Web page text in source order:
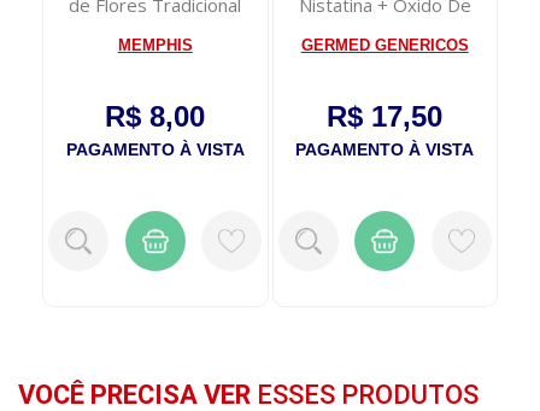
de Flores Tradicional
MEMPHIS
R$ 8,00
PAGAMENTO À VISTA
Nistatina + Óxido De
GERMED GENERICOS
R$ 17,50
PAGAMENTO À VISTA
VOCÊ PRECISA VER ESSES PRODUTOS